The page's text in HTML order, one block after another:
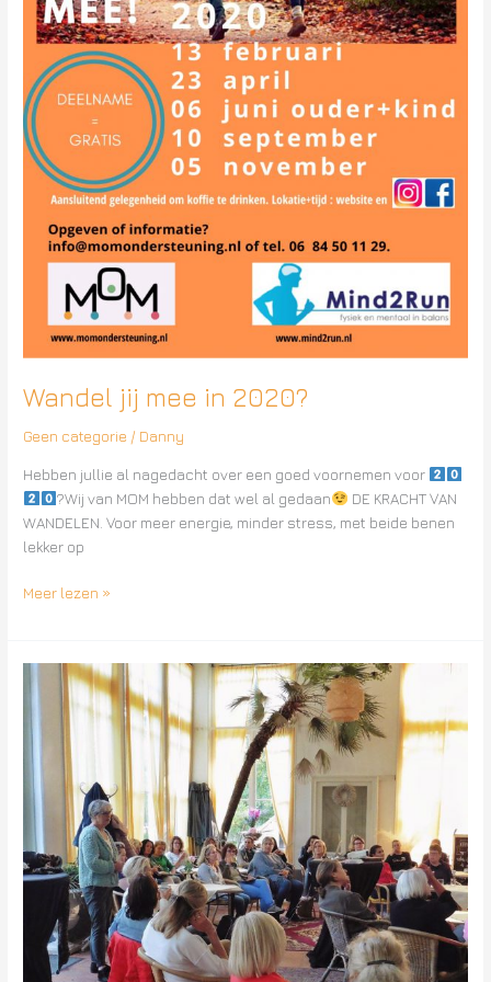
Wandel jij mee in 2020?
Geen categorie / Danny
Hebben jullie al nagedacht over een goed voornemen voor
?Wij van MOM hebben dat wel al gedaan
DE KRACHT VAN
WANDELEN. Voor meer energie, minder stress, met beide benen
lekker op
Meer lezen »
subsidie